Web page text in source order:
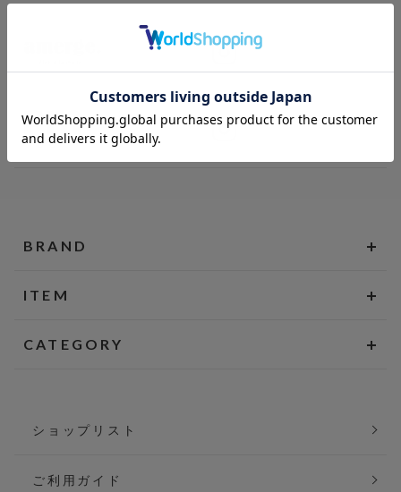
BRAND
ITEM
CATEGORY
ショップリスト
ご利用ガイド